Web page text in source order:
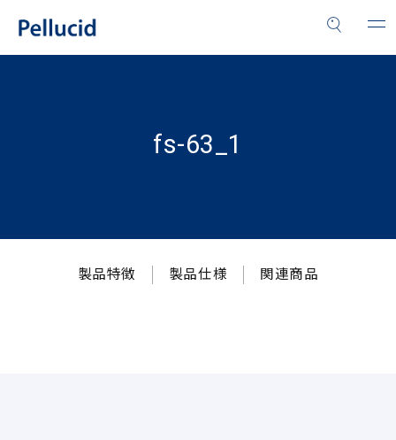
fs-63_1
製品特徴 製品仕様 関連商品